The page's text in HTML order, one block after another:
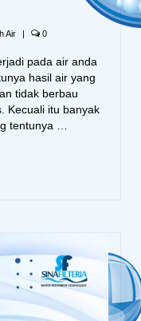
Air | 0
pada air anda
hasil air yang
tidak berbau
Kecuali itu banyak
tentunya …